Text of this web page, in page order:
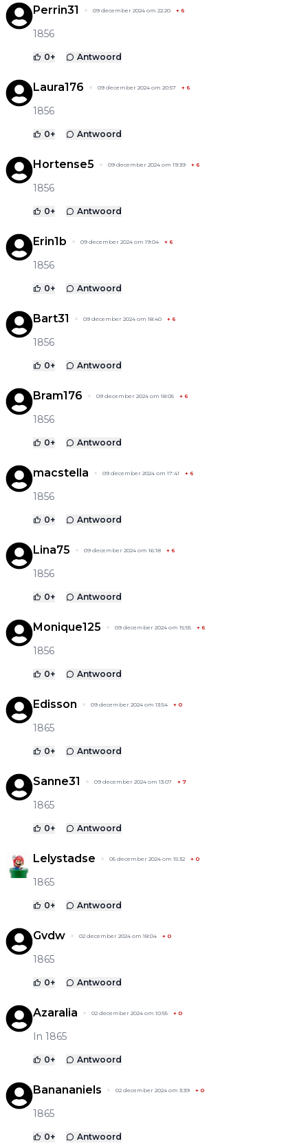
Perrin31 09 december 2024 om 22:20 + 6
1856
0+ Antwoord
Laura176 09 december 2024 om 20:57 + 6
1856
0+ Antwoord
Hortense5 09 december 2024 om 19:39 + 6
1856
0+ Antwoord
Erin1b 09 december 2024 om 19:04 + 6
1856
0+ Antwoord
Bart31 09 december 2024 om 18:40 + 6
1856
0+ Antwoord
Bram176 09 december 2024 om 18:05 + 6
1856
0+ Antwoord
macstella 09 december 2024 om 17:41 + 6
1856
0+ Antwoord
Lina75 09 december 2024 om 16:18 + 6
1856
0+ Antwoord
Monique125 09 december 2024 om 15:55 + 6
1856
0+ Antwoord
Edisson 09 december 2024 om 13:54 + 0
1865
0+ Antwoord
Sanne31 09 december 2024 om 13:07 + 7
1865
0+ Antwoord
Lelystadse 05 december 2024 om 15:32 + 0
1865
0+ Antwoord
Gvdw 02 december 2024 om 18:04 + 0
1865
0+ Antwoord
Azaralia 02 december 2024 om 10:55 + 0
In 1865
0+ Antwoord
Banananiels 02 december 2024 om 3:39 + 0
1865
0+ Antwoord